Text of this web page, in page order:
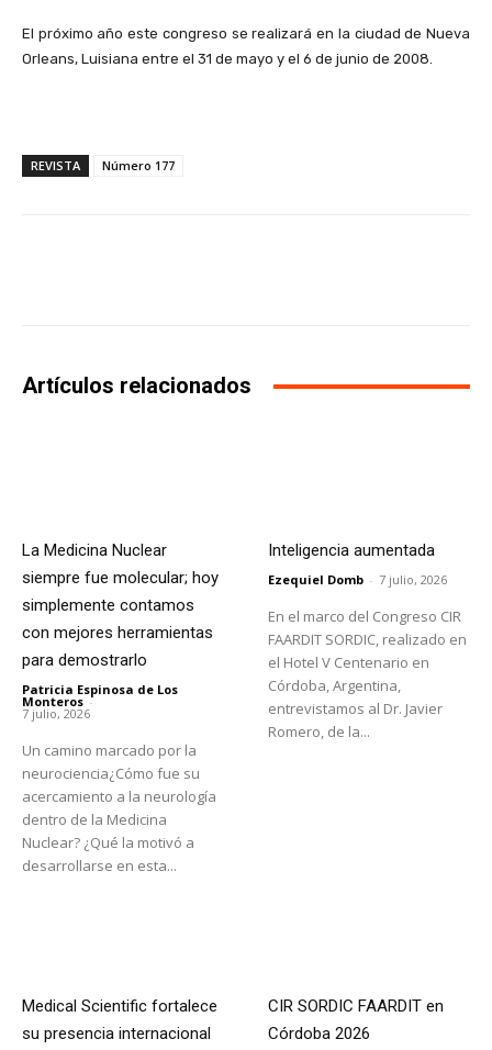
El próximo año este congreso se realizará en la ciudad de Nueva
Orleans, Luisiana entre el 31 de mayo y el 6 de junio de 2008.
REVISTA Número 177
Artículos relacionados
La Medicina Nuclear
siempre fue molecular; hoy
simplemente contamos
con mejores herramientas
para demostrarlo
Patricia Espinosa de Los
Monteros -
7 julio, 2026
Un camino marcado por la
neurociencia¿Cómo fue su
acercamiento a la neurología
dentro de la Medicina
Nuclear? ¿Qué la motivó a
desarrollarse en esta...
Inteligencia aumentada
Ezequiel Domb - 7 julio, 2026
En el marco del Congreso CIR
FAARDIT SORDIC, realizado en
el Hotel V Centenario en
Córdoba, Argentina,
entrevistamos al Dr. Javier
Romero, de la...
Medical Scientific fortalece
su presencia internacional
CIR SORDIC FAARDIT en
Córdoba 2026